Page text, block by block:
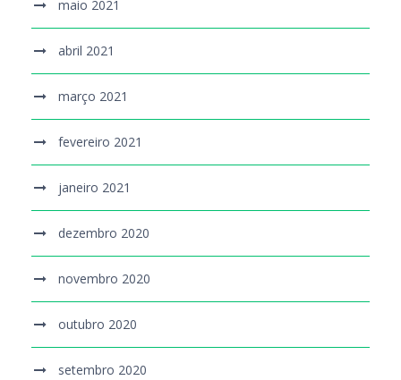
maio 2021
abril 2021
março 2021
fevereiro 2021
janeiro 2021
dezembro 2020
novembro 2020
outubro 2020
setembro 2020